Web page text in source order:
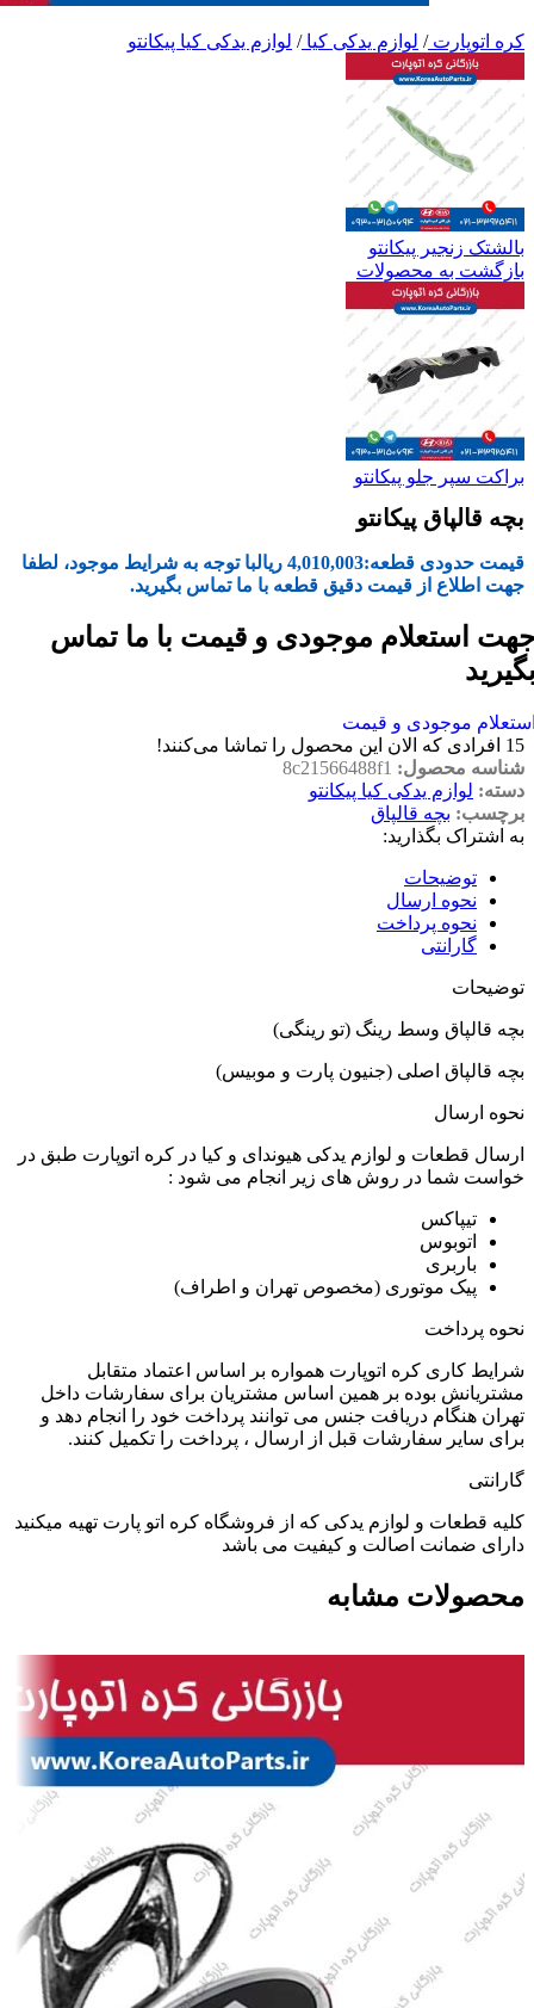
کره اتوپارت/ لوازم یدکی کیا/ لوازم یدکی کیا پیکانتو
بالشتک زنجیر پیکانتو
بازگشت به محصولات
براکت سپر جلو پیکانتو
بچه قالپاق پیکانتو
قیمت حدودی قطعه:4,010,003 ریالبا توجه به شرایط موجود، لطفا
جهت اطلاع از قیمت دقیق قطعه با ما تماس بگیرید.
استعلام موجودی و قیمت با ما تماس
موجودی و قیمت
15 افرادی که الان این محصول را تماشا می‌کنند!
شناسه محصول: 8c21566488f1
دسته: لوازم یدکی کیا پیکانتو
برچسب: بچه قالپاق
به اشتراک بگذارید:
توضیحات
نحوه ارسال
نحوه پرداخت
گارانتی
توضیحات
بچه قالپاق وسط رینگ (تو رینگی)
بچه قالپاق اصلی (جنیون پارت و موبیس)
نحوه ارسال
ارسال قطعات و لوازم یدکی هیوندای و کیا در کره اتوپارت طبق در
خواست شما در روش های زیر انجام می شود :
تیپاکس
اتوبوس
باربری
پیک موتوری (مخصوص تهران و اطراف)
نحوه پرداخت
شرایط کاری کره اتوپارت همواره بر اساس اعتماد متقابل
مشتریانش بوده بر همین اساس مشتریان برای سفارشات داخل
تهران هنگام دریافت جنس می توانند پرداخت خود را انجام دهد و
برای سایر سفارشات قبل از ارسال ، پرداخت را تکمیل کنند.
گارانتی
کلیه قطعات و لوازم یدکی که از فروشگاه کره اتو پارت تهیه میکنید
دارای ضمانت اصالت و کیفیت می باشد
محصولات مشابه